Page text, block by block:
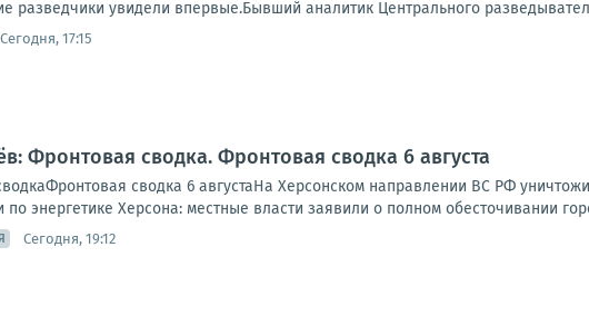
разведчики увидели впервые.Бывший аналитик Центрального
Сегодня, 17:15
Фронтовая сводка. Фронтовая сводка 6 августа
сводка 6 августаНа Херсонском направлении ВС РФ
по энергетике Херсона: местные власти заявили о полном обесточивании
Сегодня, 19:12